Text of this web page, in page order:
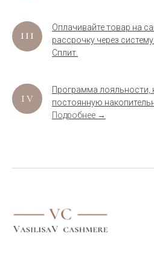
Оплачивайте товар на
рассрочку через
Сплит.
Программа лояльности,
постоянную
Подробнее →